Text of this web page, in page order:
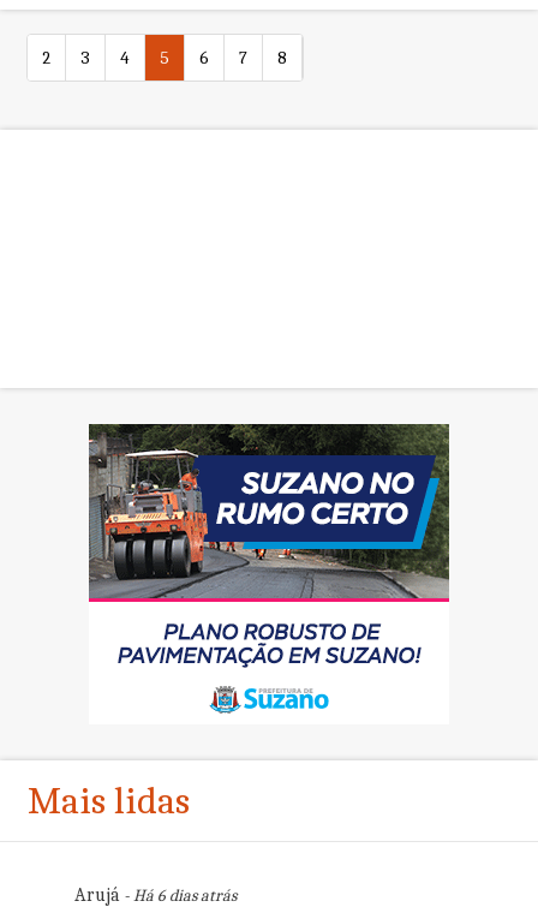
auxiliar de produção
2
3 4 5 6 7 8
Mais lidas
Arujá- Há 6 dias atrás